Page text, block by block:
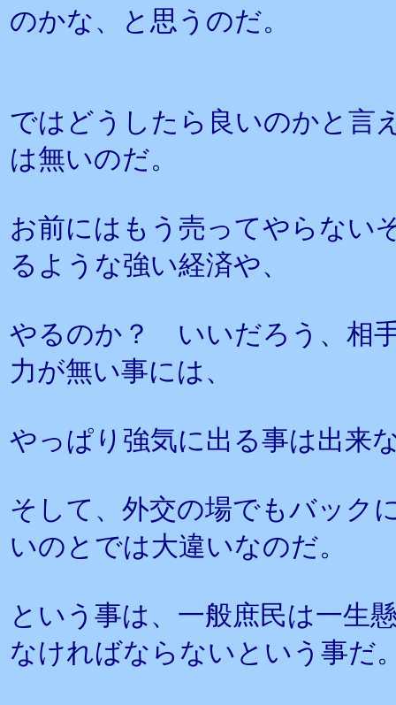
のかな、と思うのだ。
ではどうしたら良いのかと言
は無いのだ。
お前にはもう売ってやらない
るような強い経済や、
やるのか？ いいだろう、相
力が無い事には、
やっぱり強気に出る事は出来
そして、外交の場でもバック
いのとでは大違いなのだ。
という事は、一般庶民は一生
なければならないという事だ